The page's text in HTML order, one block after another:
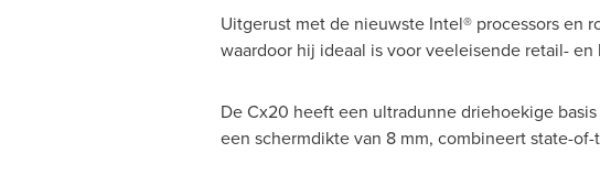
Uitgerust met de nieuwste Intel® processors
waardoor hij ideaal is voor veeleisende retail-
De Cx20 heeft een ultradunne driehoekige
een schermdikte van 8 mm, combineert state-